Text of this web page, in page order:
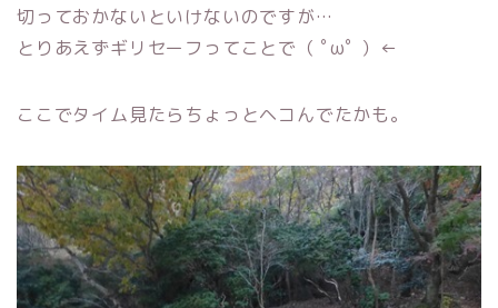
切っておかないといけないのですが…
とりあえずギリセーフってことで（ ﾟωﾟ ）←
ここでタイム見たらちょっとヘコんでたかも。